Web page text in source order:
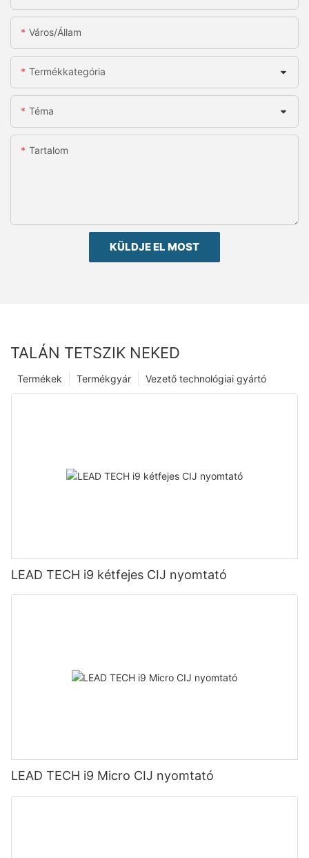
Város/állam
Termékkategória
Téma
Tartalom
KÜLDJE EL MOST
TALÁN TETSZIK NEKED
Vezető technológiai gyártó
Termékgyár
Termékek
LEAD TECH i9 kétfejes CIJ nyomtató
LEAD TECH i9 Micro CIJ nyomtató